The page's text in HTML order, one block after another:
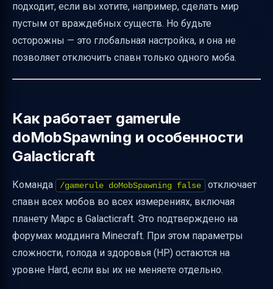
подходит, если вы хотите, например, сделать мир
пустым от враждебных существ. Но будьте
осторожны — это глобальная настройка, и она не
позволяет отключить спавн только одного моба.
Как работает gamerule
doMobSpawning и особенности
Galacticraft
Команда /gamerule doMobSpawning false
отключает
спавн всех мобов во всех измерениях, включая
планету Марс в Galacticraft. Это подтверждено на
форумах моддинга Minecraft. При этом параметры
сложности, голода и здоровья (HP) остаются на
уровне Hard, если вы их не меняете отдельно.